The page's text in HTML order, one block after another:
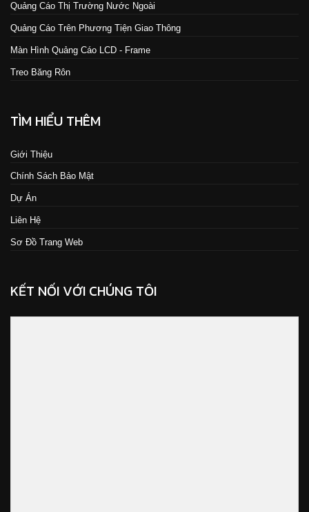
Quảng Cáo Thị Trường Nước Ngoài
Quảng Cáo Trên Phương Tiện Giao Thông
Màn Hình Quảng Cáo LCD - Frame
Treo Băng Rôn
TÌM HIỂU THÊM
Giới Thiệu
Chính Sách Bảo Mật
Dự Án
Liên Hệ
Sơ Đồ Trang Web
KẾT NỐI VỚI CHÚNG TÔI